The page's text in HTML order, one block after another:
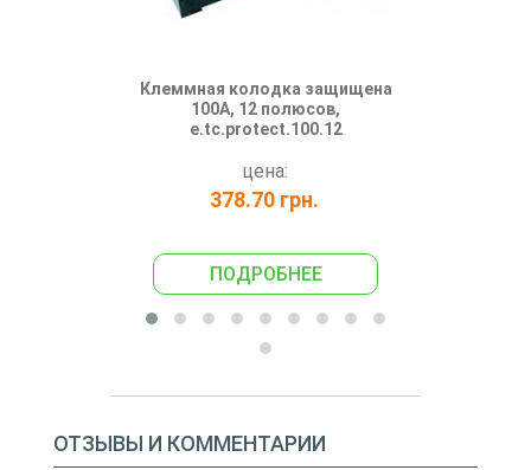
Клеммная колодка защищена
100А, 12 полюсов,
e.tc.protect.100.12
цена:
378.70 грн.
ПОДРОБНЕЕ
ОТЗЫВЫ И КОММЕНТАРИИ